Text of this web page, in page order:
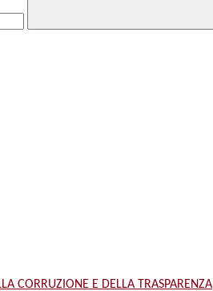
CORRUZIONE E DELLA TRASPARENZA